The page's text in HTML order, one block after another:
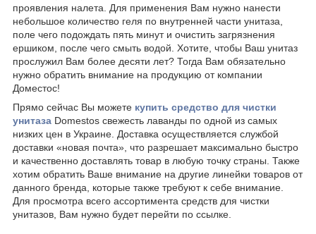
проявления налета. Для применения Вам нужно нанести
небольшое количество геля по внутренней части унитаза,
поле чего подождать пять минут и очистить загрязнения
ершиком, после чего смыть водой. Хотите, чтобы Ваш унитаз
прослужил Вам более десяти лет? Тогда Вам обязательно
нужно обратить внимание на продукцию от компании
Доместос!
Прямо сейчас Вы можете купить средство для чистки
унитаза Domestos свежесть лаванды по одной из самых
низких цен в Украине. Доставка осуществляется службой
доставки «новая почта», что разрешает максимально быстро
и качественно доставлять товар в любую точку страны. Также
хотим обратить Ваше внимание на другие линейки товаров от
данного бренда, которые также требуют к себе внимание.
Для просмотра всего ассортимента средств для чистки
унитазов, Вам нужно будет перейти по ссылке.